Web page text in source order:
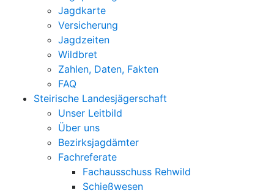
Jagdkarte
Versicherung
Jagdzeiten
Wildbret
Zahlen, Daten, Fakten
FAQ
Steirische Landesjägerschaft
Unser Leitbild
Über uns
Bezirksjagdämter
Fachreferate
Fachausschuss Rehwild
Schießwesen